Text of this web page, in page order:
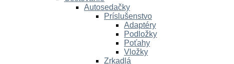
Autosedačky
Príslušenstvo
Adaptéry
Podložky
Poťahy
Vložky
Zrkadlá